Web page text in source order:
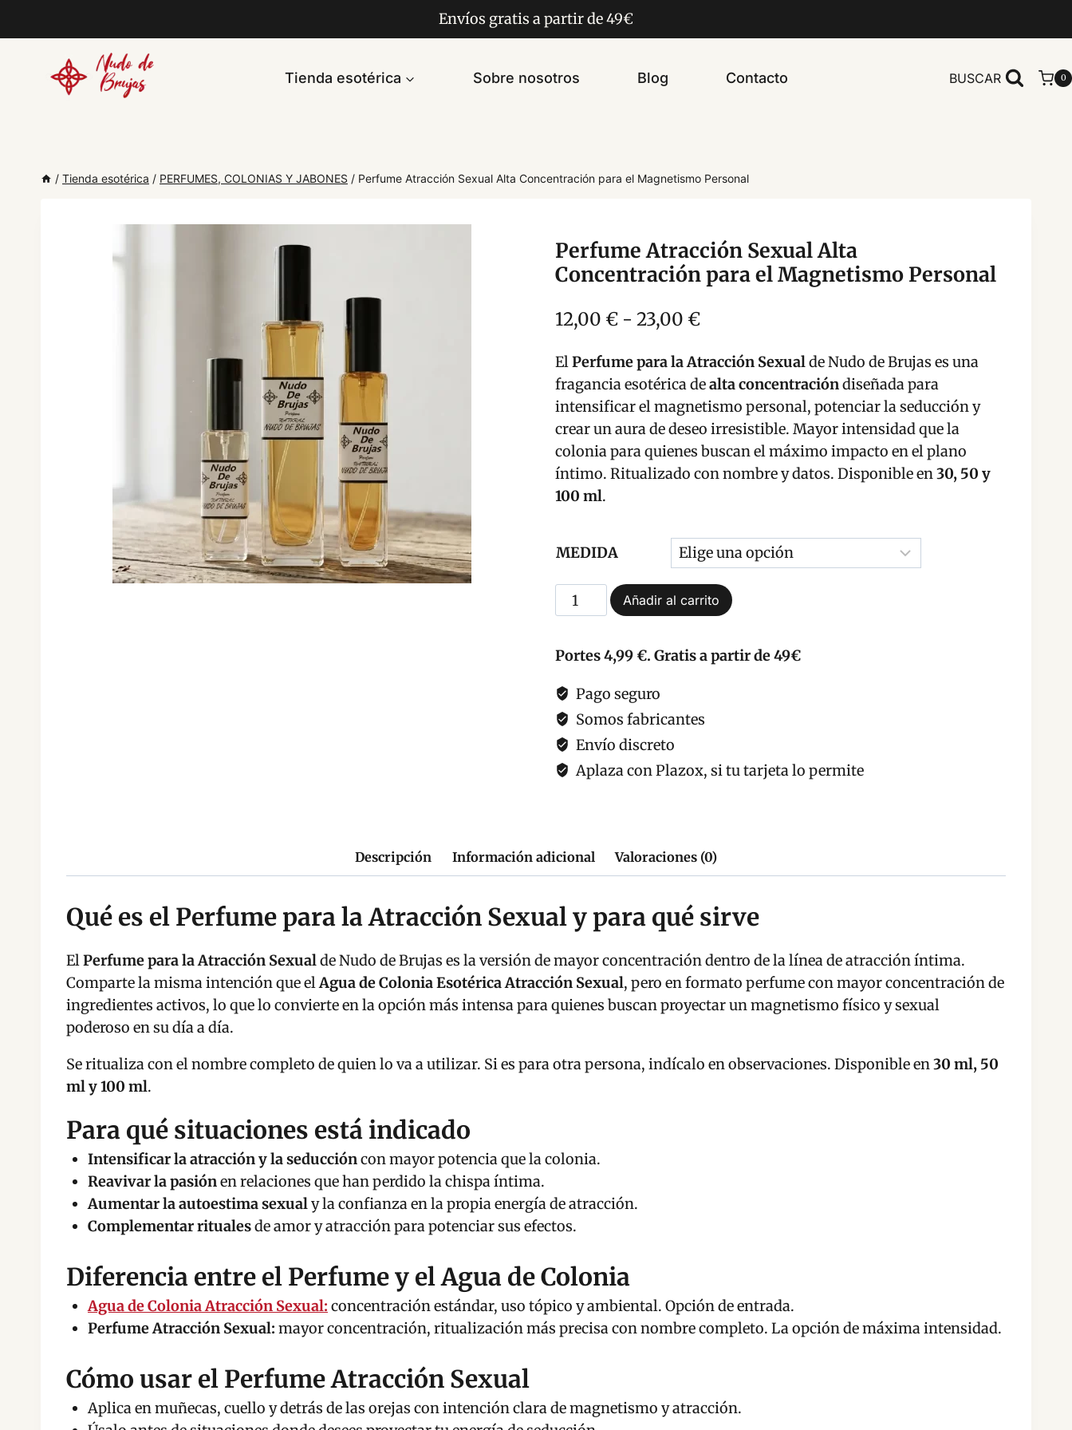
contenido
Envíos gratis a partir de 49€
Tienda esotérica Sobre nosotros Blog Contacto BUSCAR 0
/ Tienda esotérica / PERFUMES, COLONIAS Y JABONES / Perfume Atracción Sexual Alta Concentración para el Magnetismo Personal
Perfume Atracción Sexual Alta
Concentración para el Magnetismo Personal
12,00 € - 23,00 €Rango
precios:
desde
12,00 €
hasta
ElPerfume para la Atracción Sexualde Nudo de Brujas es una
fragancia esotérica dealta concentracióndiseñada para
intensificar el magnetismo personal, potenciar la seducción y
crear un aura de deseo irresistible. Mayor intensidad que la
colonia para quienes buscan el máximo impacto en el plano
íntimo. Ritualizado con nombre y datos. Disponible en30, 50 y
100 ml.
MEDIDA
Perfume
Atracción
Alta
Concentración
para
el
Magnetismo
Personal
Añadir al carrito
Portes 4,99 €. Gratis a partir de 49€
Pago seguro
Somos fabricantes
Envío discreto
Aplaza con Plazox, si tu tarjeta lo permite
Descripción Información adicional Valoraciones (0)
Qué es el Perfume para la Atracción Sexual y para qué sirve
ElPerfume para la Atracción Sexualde Nudo de Brujas es la versión de mayor concentración dentro de la línea de atracción íntima.
Comparte la misma intención que elAgua de Colonia Esotérica Atracción Sexual, pero en formato perfume con mayor concentración de
ingredientes activos, lo que lo convierte en la opción más intensa para quienes buscan proyectar un magnetismo físico y sexual
poderoso en su día a día.
Se ritualiza con el nombre completo de quien lo va a utilizar. Si es para otra persona, indícalo en observaciones. Disponible en30 ml, 50
ml y 100 ml.
Para qué situaciones está indicado
Intensificar la atracción y la seduccióncon mayor potencia que la colonia.
Reavivar la pasiónen relaciones que han perdido la chispa íntima.
Aumentar la autoestima sexualy la confianza en la propia energía de atracción.
Complementar ritualesde amor y atracción para potenciar sus efectos.
Diferencia entre el Perfume y el Agua de Colonia
Agua de Colonia Atracción Sexual: concentración estándar, uso tópico y ambiental. Opción de entrada.
Perfume Atracción Sexual: mayor concentración, ritualización más precisa con nombre completo. La opción de máxima intensidad.
Cómo usar el Perfume Atracción Sexual
Aplica en muñecas, cuello y detrás de las orejas con intención clara de magnetismo y atracción.